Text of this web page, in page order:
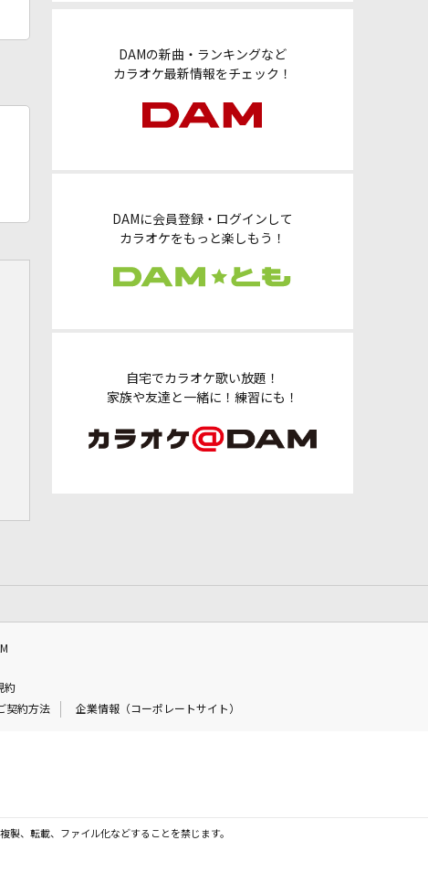
DAMの新曲・ランキングなど
カラオケ最新情報をチェック！
DAMに会員登録・ログインして
カラオケをもっと楽しもう！
自宅でカラオケ歌い放題！
家族や友達と一緒に！練習にも！
約
契約方法 企業情報（コーポレートサイト）
製、転載、ファイル化などすることを禁じます。